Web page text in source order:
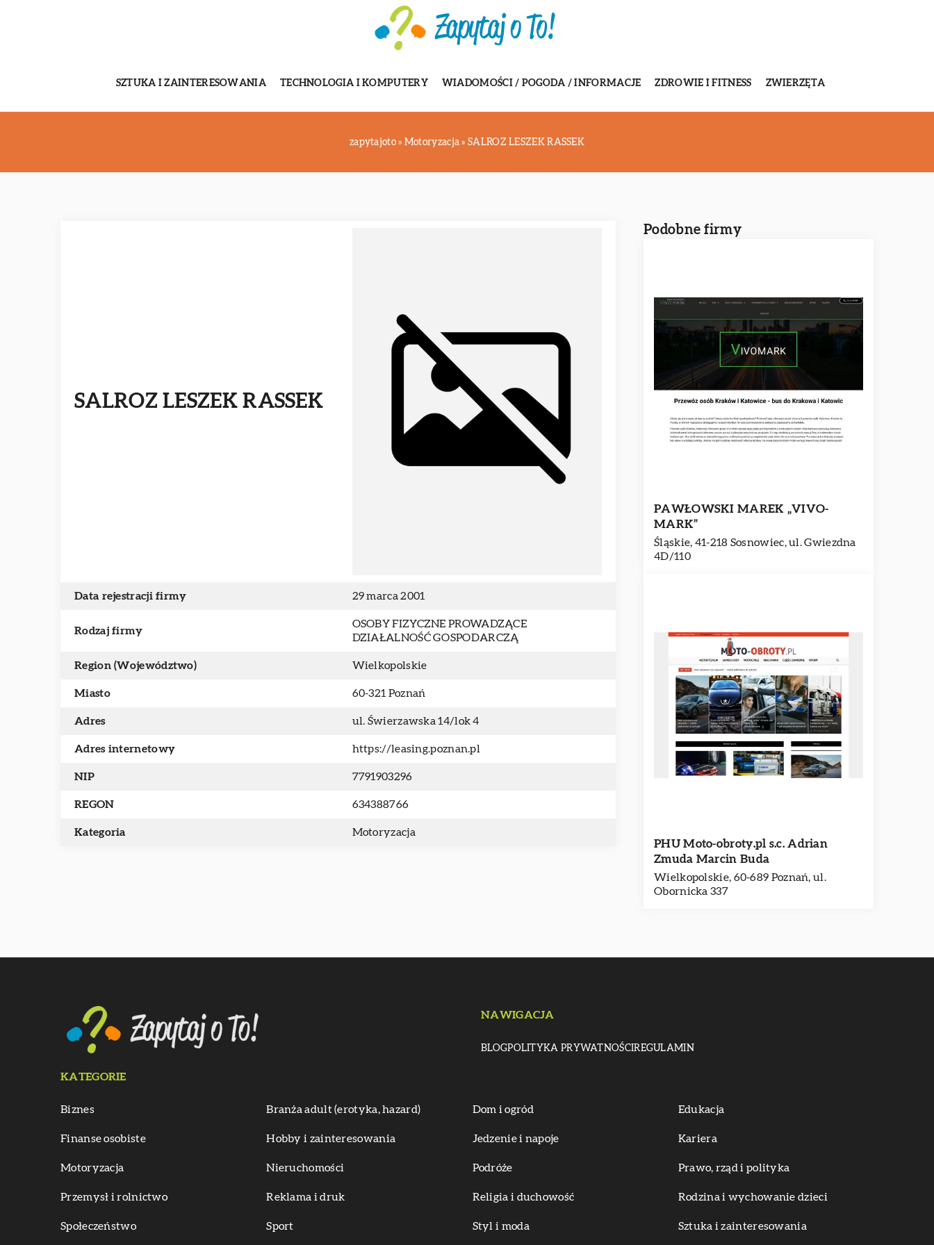
SZTUKA I ZAINTERESOWANIA TECHNOLOGIA I KOMPUTERY WIADOMOŚCI / POGODA / INFORMACJE ZDROWIE I FITNESS ZWIERZĘTA
zapytajoto» Motoryzacja »SALROZ LESZEK RASSEK
SALROZ LESZEK RASSEK
Data rejestracji firmy 29 marca 2001
Rodzaj firmy
OSOBY FIZYCZNE PROWADZĄCE
DZIAŁALNOŚĆ GOSPODARCZĄ
Region (Województwo) Wielkopolskie
Miasto 60-321 Poznań
Adres ul. Świerzawska 14/lok 4
Adres internetowy https://leasing.poznan.pl
NIP 7791903296
REGON 634388766
Kategoria Motoryzacja
Podobne firmy
PAWŁOWSKI MAREK „VIVO-
MARK”
Śląskie, 41-218 Sosnowiec, ul. Gwiezdna
4D/110
PHU Moto-obroty.pl s.c. Adrian
Zmuda Marcin Buda
Wielkopolskie, 60-689 Poznań, ul.
Obornicka 337
NAWIGACJA
BLOGPOLITYKA PRYWATNOŚCIREGULAMIN
KATEGORIE
Biznes Branża adult (erotyka, hazard) Dom i ogród Edukacja
Finanse osobiste Hobby i zainteresowania Jedzenie i napoje Kariera
Motoryzacja Nieruchomości Podróże Prawo, rząd i polityka
Przemysł i rolnictwo Reklama i druk Religia i duchowość Rodzina i wychowanie dzieci
Społeczeństwo Sport Styl i moda Sztuka i zainteresowania